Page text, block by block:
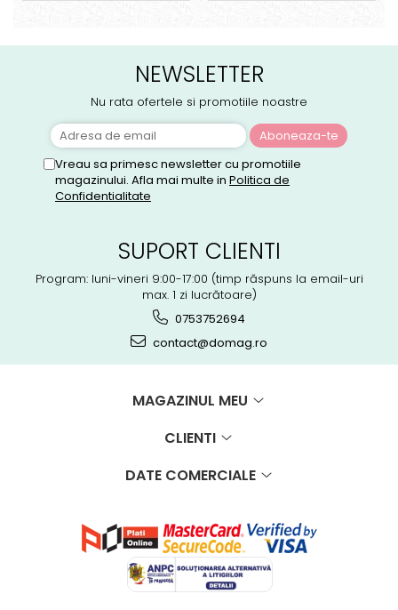
NEWSLETTER
Nu rata ofertele si promotiile noastre
Vreau sa primesc newsletter cu promotiile
magazinului. Afla mai multe in Politica de
Confidentialitate
SUPORT CLIENTI
Program: luni-vineri 9:00-17:00 (timp răspuns la email-uri
max. 1 zi lucrătoare)
0753752694
contact@domag.ro
MAGAZINUL MEU
CLIENTI
DATE COMERCIALE